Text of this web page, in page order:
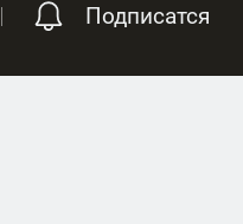
Подписатся